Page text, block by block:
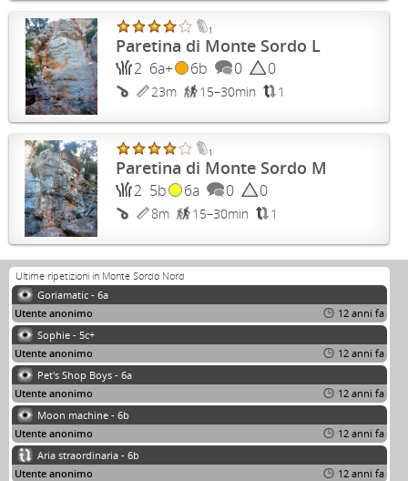
1
Paretina di Monte Sordo L
2 6a+ 6b 0 0
23m 15–30min 1
1
Paretina di Monte Sordo M
2 5b 6a 0 0
8m 15–30min 1
Ultime ripetizioni in Monte Sordo Nord
Goriamatic - 6a
Utente anonimo
12 anni fa
Sophie - 5c+
Utente anonimo
12 anni fa
Pet's Shop Boys - 6a
Utente anonimo
12 anni fa
Moon machine - 6b
Utente anonimo
12 anni fa
Aria straordinaria - 6b
Utente anonimo
12 anni fa